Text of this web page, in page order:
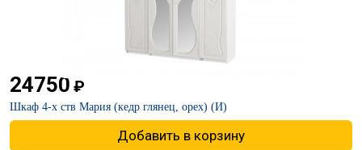
24750 ₽
Шкаф 4-х ств Мария (кедр глянец, орех) (И)
Добавить в корзину